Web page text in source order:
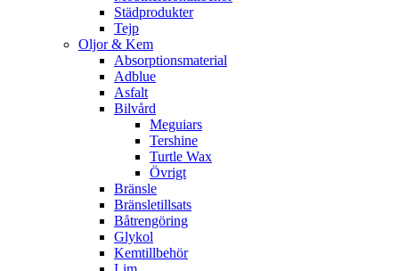
Städprodukter
Tejp
Oljor & Kem
Absorptionsmaterial
Adblue
Asfalt
Bilvård
Meguiars
Tershine
Turtle Wax
Övrigt
Bränsle
Bränsletillsats
Båtrengöring
Glykol
Kemtillbehör